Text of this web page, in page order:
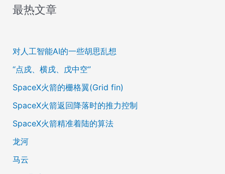
最热文章
对人工智能AI的一些胡思乱想
“点戍、横戌、戊中空”
SpaceX火箭的栅格翼(Grid fin)
SpaceX火箭返回降落时的推力控制
SpaceX火箭精准着陆的算法
龙河
马云